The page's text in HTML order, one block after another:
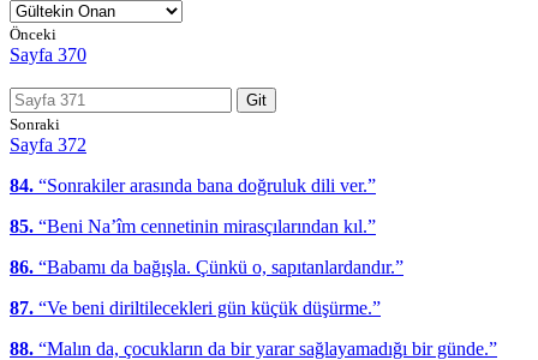
Önceki
Sayfa 370
Git
Sonraki
Sayfa 372
84. “Sonrakiler arasında bana doğruluk dili ver.”
85. “Beni Na’îm cennetinin mirasçılarından kıl.”
86. “Babamı da bağışla. Çünkü o, sapıtanlardandır.”
87. “Ve beni diriltilecekleri gün küçük düşürme.”
88. “Malın da, çocukların da bir yarar sağlayamadığı bir günde.”